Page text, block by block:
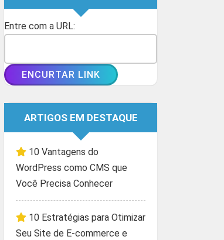
Entre com a URL:
ARTIGOS EM DESTAQUE
10 Vantagens do
WordPress como CMS que
Você Precisa Conhecer
10 Estratégias para Otimizar
Seu Site de E-commerce e